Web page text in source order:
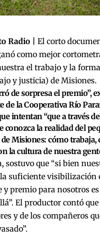
Radio | El corto
como mejor
el trabajo y la
y justicia) de Misiones.
de sorpresa el premio”,
de la Cooperativa Río
intentan “que a través
conozca la realidad del
Misiones: cómo trabaja,
la cultura de nuestra
sostuvo que “si bien
suficiente visibilización
y premio para nosotros
El productor contó
y de los compañeros